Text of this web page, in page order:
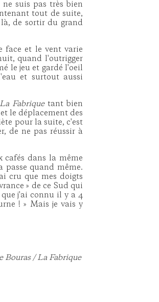
suis pas très bien
tout de suite,
là, de sortir du grand
face et le vent varie
quand l'outrigger
le jeu et gardé l'oeil
et surtout aussi
La Fabriquetant bien
le déplacement des
pour la suite, c'est
de ne pas réussir à
dans la même
passe quand même.
cru que mes doigts
» de ce Sud qui
j'ai connu il y a 4
! » Mais je vais y
/ La Fabrique